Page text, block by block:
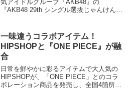
気アイドルグループ『AKB48』の
『AKB48 29th シングル選抜じゃんけん大
（17、チームA）が対戦し、あーみんが
ベ...
一味違うコラボアイテム！
HIPSHOPと『ONE PIECE』が融
合
日常を鮮やかに彩るアイテムで大人気の
HIPSHOPが、「ONE PIECE」とのコラ
ボレーション商品を発売し、全国4箇所で